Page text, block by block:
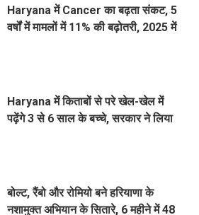
Haryana में Cancer का बढ़ता संकट, 5
वर्षों में मामलों में 11% की बढ़ोतरी, 2025 में
Haryana में किताबों से परे खेल-खेल में
पढ़ेंगे 3 से 6 साल के बच्चे, सरकार ने लिया
बोल्ट, रैंबो और रोमियो बने हरियाणा के
नशामुक्त अभियान के सितारे, 6 महीने में 48